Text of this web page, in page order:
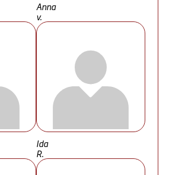
Anna
v.
Ida
R.